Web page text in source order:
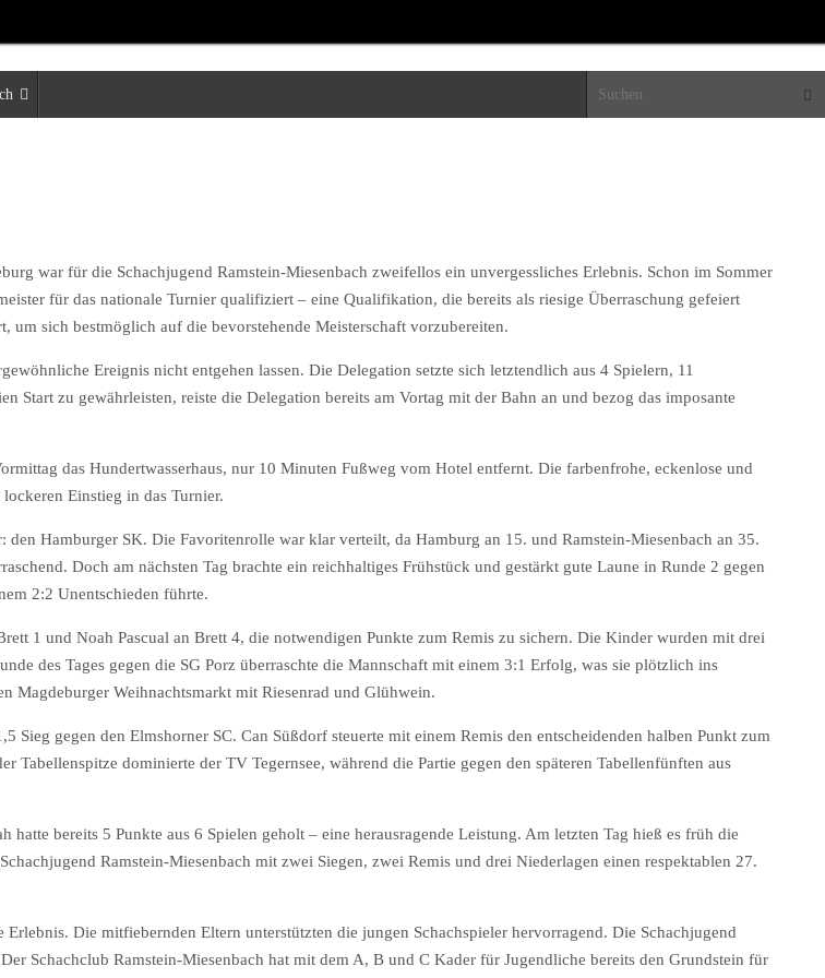
war für die Schachjugend Ramstein-Miesenbach zweifellos ein unvergessliches Erlebnis. Schon im Sommer
für das nationale Turnier qualifiziert – eine Qualifikation, die bereits als riesige Überraschung gefeiert
sich bestmöglich auf die bevorstehende Meisterschaft vorzubereiten.
Ereignis nicht entgehen lassen. Die Delegation setzte sich letztendlich aus 4 Spielern, 11
Start zu gewährleisten, reiste die Delegation bereits am Vortag mit der Bahn an und bezog das imposante
das Hundertwasserhaus, nur 10 Minuten Fußweg vom Hotel entfernt. Die farbenfrohe, eckenlose und
Einstieg in das Turnier.
Hamburger SK. Die Favoritenrolle war klar verteilt, da Hamburg an 15. und Ramstein-Miesenbach an 35.
Doch am nächsten Tag brachte ein reichhaltiges Frühstück und gestärkt gute Laune in Runde 2 gegen
2:2 Unentschieden führte.
1 und Noah Pascual an Brett 4, die notwendigen Punkte zum Remis zu sichern. Die Kinder wurden mit drei
des Tages gegen die SG Porz überraschte die Mannschaft mit einem 3:1 Erfolg, was sie plötzlich ins
Magdeburger Weihnachtsmarkt mit Riesenrad und Glühwein.
gegen den Elmshorner SC. Can Süßdorf steuerte mit einem Remis den entscheidenden halben Punkt zum
dominierte der TV Tegernsee, während die Partie gegen den späteren Tabellenfünften aus
bereits 5 Punkte aus 6 Spielen geholt – eine herausragende Leistung. Am letzten Tag hieß es früh die
Ramstein-Miesenbach mit zwei Siegen, zwei Remis und drei Niederlagen einen respektablen 27.
Die mitfiebernden Eltern unterstützten die jungen Schachspieler hervorragend. Die Schachjugend
Schachclub Ramstein-Miesenbach hat mit dem A, B und C Kader für Jugendliche bereits den Grundstein für